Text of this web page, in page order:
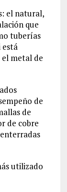
el natural,
que
tuberías
metal de
de
de
de cobre
utilizado